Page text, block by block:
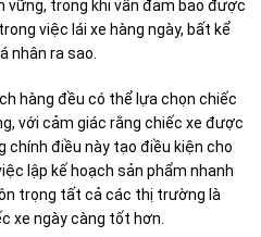
vững, trong khi vẫn đảm bảo được
việc lái xe hàng ngày, bất kể
nhân ra sao.
hàng đều có thể lựa chọn chiếc
với cảm giác rằng chiếc xe được
chính điều này tạo điều kiện cho
lập kế hoạch sản phẩm nhanh
trọng tất cả các thị trường là
xe ngày càng tốt hơn.